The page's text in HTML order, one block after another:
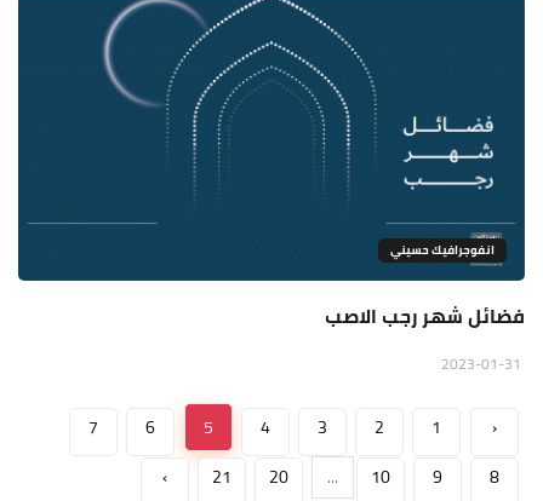
انفوجرافيك حسيني
فضائل شهر رجب الاصب
‹
1
2
3
4
5
6
7
8
9
10
...
20
21
›